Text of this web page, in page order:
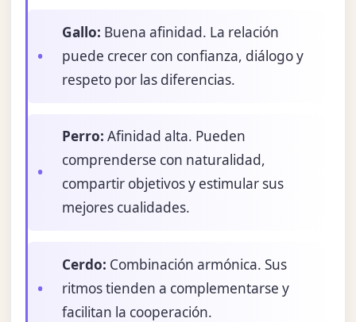
Gallo: Buena afinidad. La relación
puede crecer con confianza, diálogo y
respeto por las diferencias.
Perro: Afinidad alta. Pueden
comprenderse con naturalidad,
compartir objetivos y estimular sus
mejores cualidades.
Cerdo: Combinación armónica. Sus
ritmos tienden a complementarse y
facilitan la cooperación.